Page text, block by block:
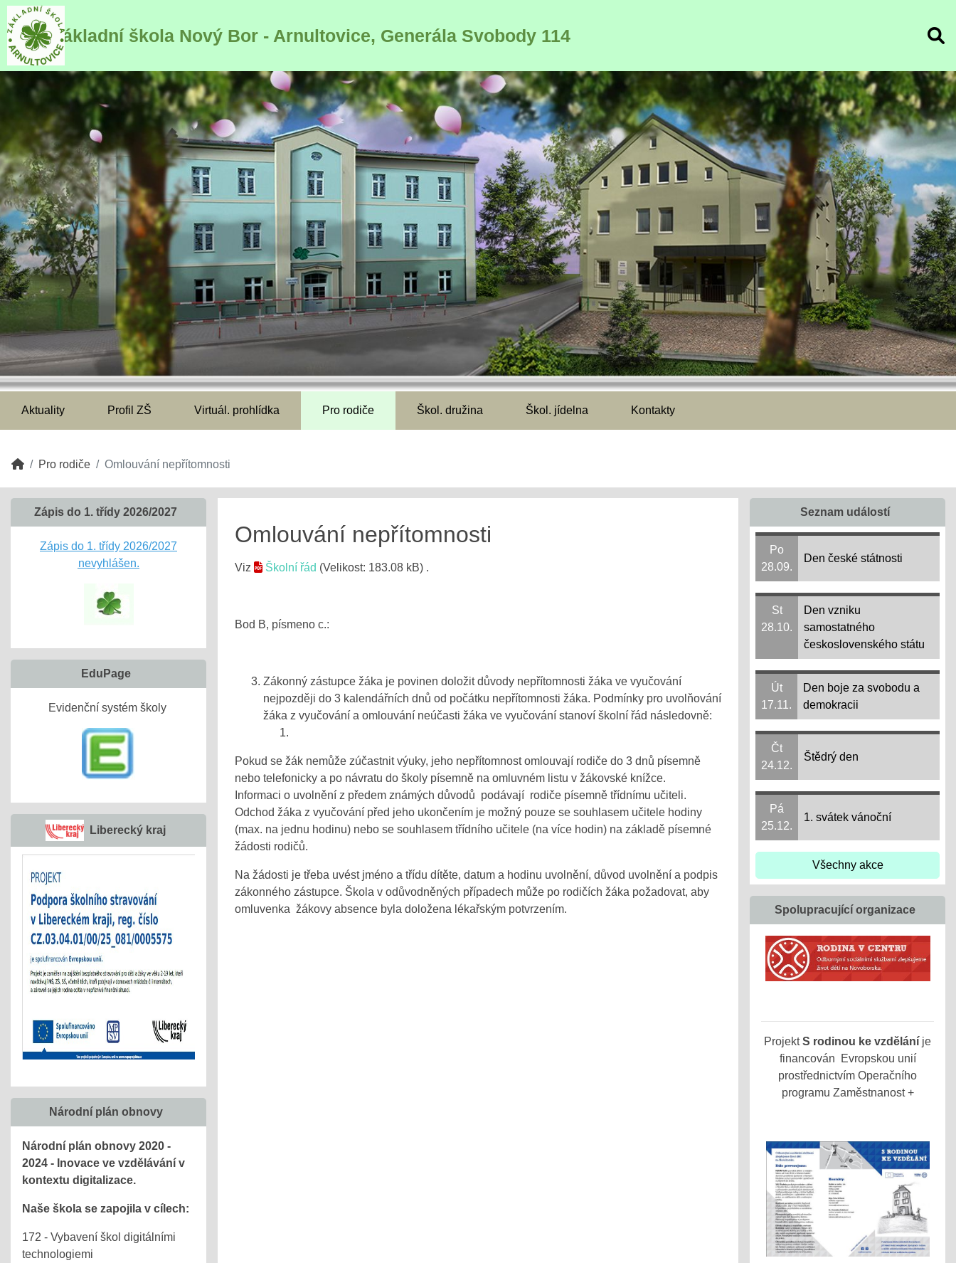
Základní škola Nový Bor - Arnultovice, Generála Svobody 114
Aktuality Profil ZŠ Virtuál. prohlídka Pro rodiče Škol. družina Škol. jídelna Kontakty
Pro rodiče Omlouvání nepřítomnosti
Omlouvání nepřítomnosti
Viz Školní řád (Velikost: 183.08 kB) .
Bod B, písmeno c.:
Zákonný zástupce žáka je povinen doložit důvody nepřítomnosti žáka ve vyučování
nejpozději do 3 kalendářních dnů od počátku nepřítomnosti žáka. Podmínky pro uvolňování
žáka z vyučování a omlouvání neúčasti žáka ve vyučování stanoví školní řád následovně:
Pokud se žák nemůže zúčastnit výuky, jeho nepřítomnost omlouvají rodiče do 3 dnů písemně
nebo telefonicky a po návratu do školy písemně na omluvném listu v žákovské knížce.
Informaci o uvolnění z předem známých důvodů podávají rodiče písemně třídnímu učiteli.
Odchod žáka z vyučování před jeho ukončením je možný pouze se souhlasem učitele hodiny
(max. na jednu hodinu) nebo se souhlasem třídního učitele (na více hodin) na základě písemné
žádosti rodičů.
Na žádosti je třeba uvést jméno a třídu dítěte, datum a hodinu uvolnění, důvod uvolnění a podpis
zákonného zástupce. Škola v odůvodněných případech může po rodičích žáka požadovat, aby
omluvenka žákovy absence byla doložena lékařským potvrzením.
Zápis do 1. třídy 2026/2027
Zápis do 1. třídy 2026/2027
nevyhlášen.
EduPage
Evidenční systém školy
Liberecký kraj
Národní plán obnovy
Národní plán obnovy 2020 -
2024 - Inovace ve vzdělávání v
kontextu digitalizace.
Naše škola se zapojila v cílech:
172 - Vybavení škol digitálními
technologiemi
Seznam událostí
Po
28.09.
Den české státnosti
St
28.10.
Den vzniku
samostatného
československého státu
Út
17.11.
Den boje za svobodu a
demokracii
Čt
24.12.
Štědrý den
Pá
25.12.
1. svátek vánoční
Všechny akce
Spolupracující organizace
ProjektS rodinou ke vzdělání je
financován Evropskou unií
prostřednictvím Operačního
programu Zaměstnanost +